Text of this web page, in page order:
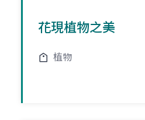
花現植物之美
植物